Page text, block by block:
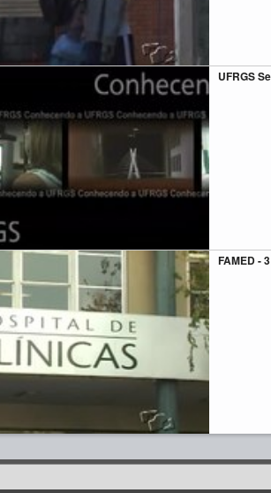
UFRGS
FAMED - 3